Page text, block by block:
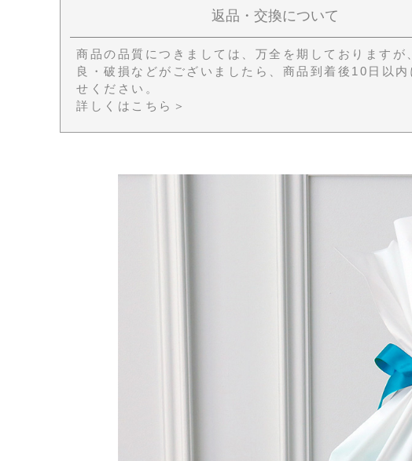
返品・交換について
商品の品質につきましては、万全を期しておりますが
良・破損などがございましたら、商品到着後10日以内
せください。
詳しくはこちら＞